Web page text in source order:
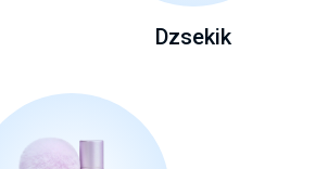
Dzsekik